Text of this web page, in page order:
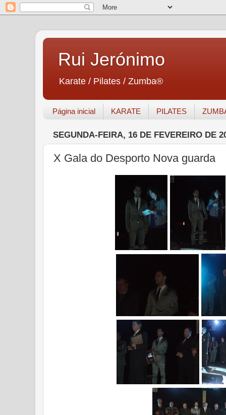
Rui Jerónimo
Karate / Pilates / Zumba®
Página inicial KARATE PILATES
SEGUNDA-FEIRA, 16 DE FEVEREIRO DE
X Gala do Desporto Nova guarda